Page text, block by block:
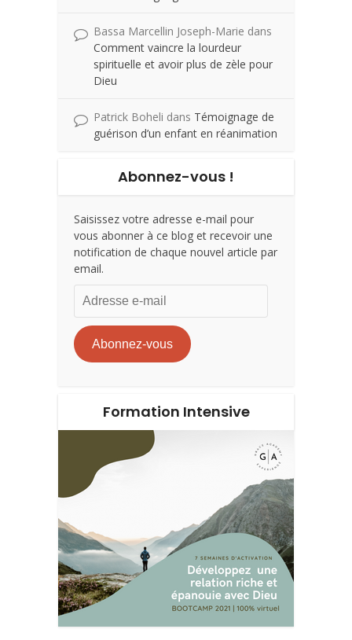
Bassa Marcellin Joseph-Marie dans
Comment vaincre la lourdeur
spirituelle et avoir plus de zèle pour
Dieu
Patrick Boheli dans Témoignage de
guérison d’un enfant en réanimation
Abonnez-vous !
Saisissez votre adresse e-mail pour
vous abonner à ce blog et recevoir une
notification de chaque nouvel article par
email.
Adresse
e-
mail
Abonnez-vous
Formation Intensive